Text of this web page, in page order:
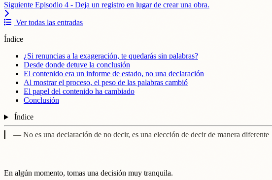
Siguiente Episodio 4 - Deja un registro en lugar de crear una obra.
Ver todas las entradas
Índice
¿Si renuncias a la exageración, te quedarás sin palabras?
Desde donde detuve la conclusión
El contenido era un informe de estado, no una declaración
Al mostrar el proceso, el peso de las palabras cambió
El papel del contenido ha cambiado
Conclusión
Índice
— No es una declaración de no decir, es una elección de decir de manera diferente
En algún momento, tomas una decisión muy tranquila.